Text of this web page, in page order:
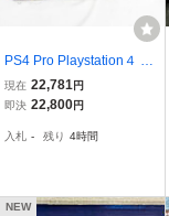
PS4 Pro Playstation４ C
UH-7100B B01 1TB ジェ
ットブラック 送料当店負
-140-0729】清
現在 22,781円
即決 22,800円
入札 - 残り 4時間
NEW